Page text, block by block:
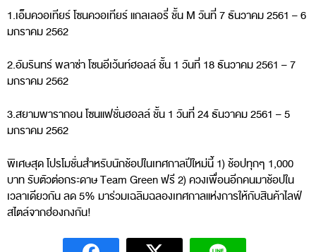
1.เอ็มควอเทียร์ โซนควอเทียร์ แกลเลอรี่ ชั้น M วันที่ 7 ธันวาคม 2561 – 6
มกราคม 2562
2.อัมรินทร์ พลาซ่า โซนอีเว้นท์ฮอลล์ ชั้น 1 วันที่ 18 ธันวาคม 2561 – 7
มกราคม 2562
3.สยามพารากอน โซนแฟชั่นฮอลล์ ชั้น 1 วันที่ 24 ธันวาคม 2561 – 5
มกราคม 2562
พิเศษสุด โปรโมชั่นสำหรับนักช้อปในเทศกาลปีใหม่นี้ 1) ช้อปทุกๆ 1,000
บาท รับตัวต่อกระดาษ Team Green ฟรี 2) ควงเพื่อนอีกคนมาช้อปใน
เวลาเดียวกัน ลด 5% มาร่วมเฉลิมฉลองเทศกาลแห่งการให้กับสินค้าไลฟ์
สไตล์จากฮ่องกงกัน!